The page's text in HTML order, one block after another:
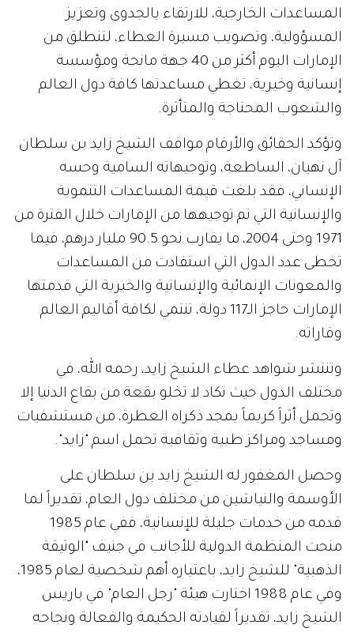
المساعدات الخارجية، للارتقاء بالجدوى وتعزيز
المسؤولية، وتصويب مسيرة العطاء، لتنطلق من
الإمارات اليوم أكثر من 40 جهة مانحة ومؤسسة
إنسانية وخيرية، تغطي مساعدتها كافة دول العالم
والشعوب المحتاجة والمتأثرة.
وتؤكد الحقائق والأرقام مواقف الشيخ زايد بن سلطان
آل نهيان، الساطعة، وتوجيهاته السامية وحسه
الإنساني، فقد بلغت قيمة المساعدات التنموية
والإنسانية التي تم توجيهها من الإمارات خلال الفترة من
1971 وحتى 2004، ما يقارب نحو 90.5 مليار درهم، فيما
تخطى عدد الدول التي استفادت من المساعدات
والمعونات الإنمائية والإنسانية والخيرية التي قدمتها
الإمارات حاجز الـ117 دولة، تنتمي لكافة أقاليم العالم
وقاراته.
وتنتشر شواهد عطاء الشيخ زايد، رحمه الله، في
مختلف الدول حيث تكاد لا تخلو بقعة من بقاع الدنيا إلا
وتحمل أثراً كريماً يمجد ذكراه العطرة، من مستشفيات
ومساجد ومراكز طبية وثقافية تحمل اسم "زايد".
وحصل المغفور له الشيخ زايد بن سلطان على
الأوسمة والنياشين من مختلف دول العام، تقديراً لما
قدمه من خدمات جليلة للإنسانية، ففي عام 1985
منحت المنظمة الدولية للأجانب في جنيف "الوثيقة
الذهبية" للشيخ زايد، باعتباره أهم شخصية لعام 1985،
وفي عام 1988 اختارت هيئة "رجل العام" في باريس
الشيخ زايد، تقديراً لقيادته الحكيمة والفعالة ونجاحه